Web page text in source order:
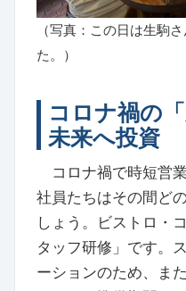
（写真：この日は生駒
た。）
コロナ禍の
未来へ投資
コロナ禍で時短営
社員たちはその間ど
しょう。ビストロ・
タッフ研修」です。
ーションのため、ま